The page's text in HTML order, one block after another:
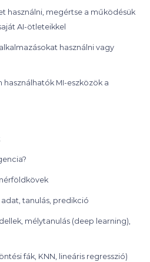
használni, megértse a működésük
AI-ötleteikkel
használni vagy
használhatók MI-eszközök a
tanulás, predikció
mélytanulás (deep learning),
fák, KNN, lineáris regresszió)